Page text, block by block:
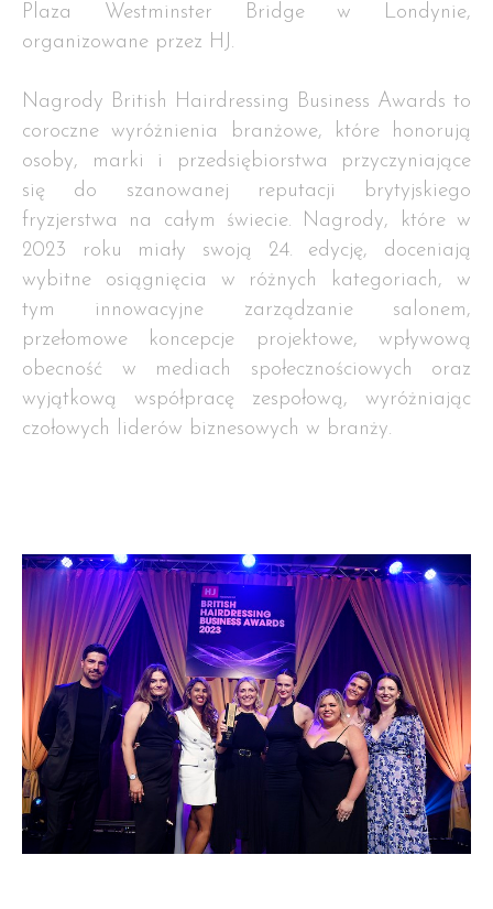
Plaza Westminster Bridge w Londynie,
organizowane przez HJ.
Nagrody British Hairdressing Business Awards to
coroczne wyróżnienia branżowe, które honorują
osoby, marki i przedsiębiorstwa przyczyniające
się do szanowanej reputacji brytyjskiego
fryzjerstwa na całym świecie. Nagrody, które w
2023 roku miały swoją 24. edycję, doceniają
wybitne osiągnięcia w różnych kategoriach, w
tym innowacyjne zarządzanie salonem,
przełomowe koncepcje projektowe, wpływową
obecność w mediach społecznościowych oraz
wyjątkową współpracę zespołową, wyróżniając
czołowych liderów biznesowych w branży.